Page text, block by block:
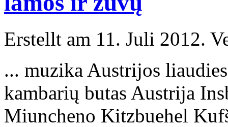
Erstellt am 11. Juli 2012.
... muzika Austrijos
kambarių butas Austrija
Miuncheno Kitzbuehel